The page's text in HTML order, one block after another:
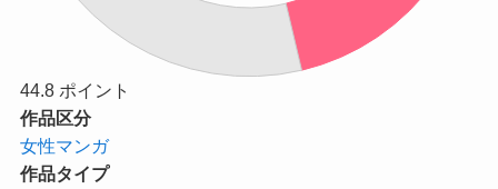
44.8 ポイント
作品区分
女性マンガ
作品タイプ